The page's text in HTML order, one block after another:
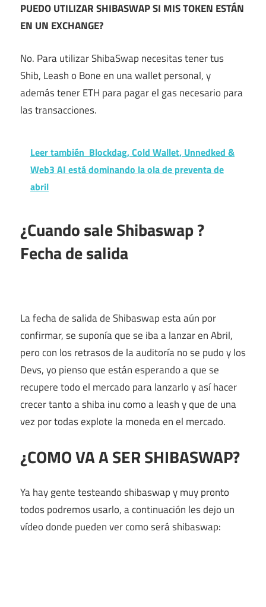
PUEDO UTILIZAR SHIBASWAP SI MIS TOKEN ESTÁN
EN UN EXCHANGE?
No. Para utilizar ShibaSwap necesitas tener tus
Shib, Leash o Bone en una wallet personal, y
además tener ETH para pagar el gas necesario para
las transacciones.
Leer también Blockdag, Cold Wallet, Unnedked &
Web3 AI está dominando la ola de preventa de
abril
¿Cuando sale Shibaswap ?
Fecha de salida
La fecha de salida de Shibaswap esta aún por
confirmar, se suponía que se iba a lanzar en Abril,
pero con los retrasos de la auditoría no se pudo y los
Devs, yo pienso que están esperando a que se
recupere todo el mercado para lanzarlo y así hacer
crecer tanto a shiba inu como a leash y que de una
vez por todas explote la moneda en el mercado.
¿COMO VA A SER SHIBASWAP?
Ya hay gente testeando shibaswap y muy pronto
todos podremos usarlo, a continuación les dejo un
vídeo donde pueden ver como será shibaswap: